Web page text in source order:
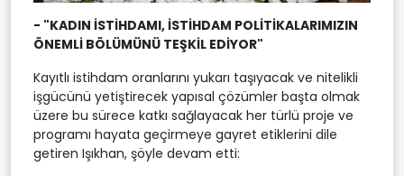
- "KADIN İSTİHDAMI, İSTİHDAM POLİTİKALARIMIZIN
ÖNEMLİ BÖLÜMÜNÜ TEŞKİL EDİYOR"
Kayıtlı istihdam oranlarını yukarı taşıyacak ve nitelikli
işgücünü yetiştirecek yapısal çözümler başta olmak
üzere bu sürece katkı sağlayacak her türlü proje ve
programı hayata geçirmeye gayret etiklerini dile
getiren Işıkhan, şöyle devam etti: